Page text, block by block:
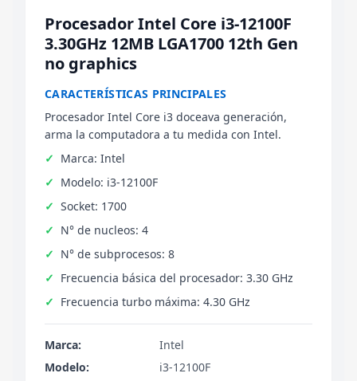
Procesador Intel Core i3-12100F
3.30GHz 12MB LGA1700 12th Gen
no graphics
CARACTERÍSTICAS PRINCIPALES
Procesador Intel Core i3 doceava generación,
arma la computadora a tu medida con Intel.
Marca: Intel
Modelo: i3-12100F
Socket: 1700
N° de nucleos: 4
N° de subprocesos: 8
Frecuencia básica del procesador: 3.30 GHz
Frecuencia turbo máxima: 4.30 GHz
Marca:
Intel
Modelo:
i3-12100F